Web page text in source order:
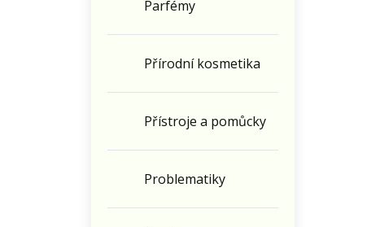
Parfémy
Přírodní kosmetika
Přístroje a pomůcky
Problematiky